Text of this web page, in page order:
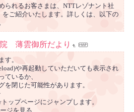
られるお客さまは、NTTレゾナント社
ご紹介いたします。詳しくは、以下の
薄雲御所だより
す。
や再起動していただいても表示され
ているか、
を閉じた可能性があります。
ップページにジャンプします。
ジを見る